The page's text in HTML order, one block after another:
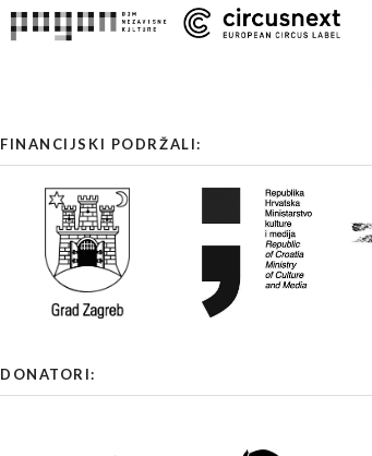
FINANCIJSKI PODRŽALI:
DONATORI: